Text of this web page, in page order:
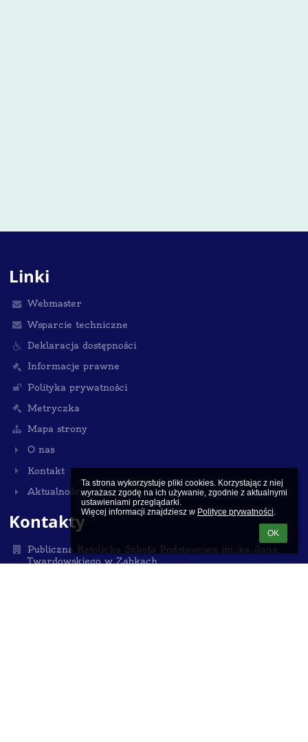
Ta strona wykorzystuje pliki cookies. Korzystając z niej
wyrażasz zgodę na ich używanie, zgodnie z aktualnymi
ustawieniami przeglądarki.
Więcej informacji znajdziesz w Polityce prywatności.
OK
Linki
Webmaster
Wsparcie techniczne
Deklaracja dostępności
Informacje prawne
Polityka prywatności
Metryczka
Mapa strony
O nas
Kontakt
Aktualności
Kontakty
Publiczna Katolicka Szkoła Podstawowa im. ks. Jana
Twardowskiego w Ząbkach